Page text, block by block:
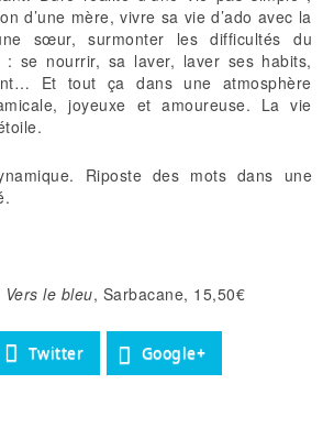
d’une mère, vivre sa vie d’ado avec la
sœur, surmonter les difficultés du
: se nourrir, sa laver, laver ses habits,
Et tout ça dans une atmosphère
joyeuxe et amoureuse. La vie
Riposte des mots dans une
Vers le bleu, Sarbacane, 15,50€
Twitter Google+